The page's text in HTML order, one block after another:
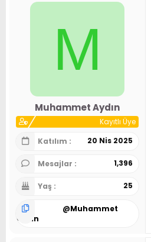
M
Muhammet Aydın
Kayıtlı Üye
Katılım
20 Nis 2025
Mesajlar 1,396
Yaş 25
@Muhammet
Aydın